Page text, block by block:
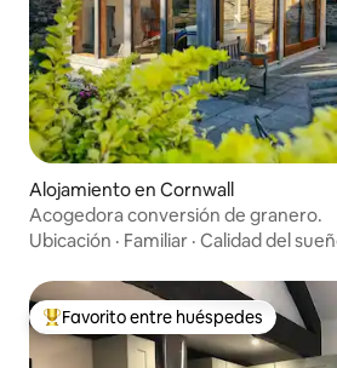
Alojamiento en Cornwall
Acogedora conversión de granero.
Ubicación · Familiar · Calidad del
Favorito entre huéspedes preferido
Favorito entre huéspedes